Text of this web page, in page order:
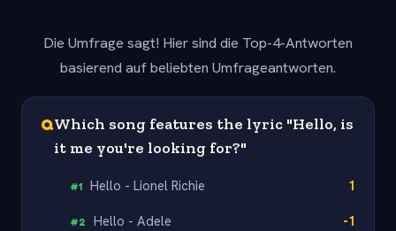
Die Umfrage sagt! Hier sind die Top-4-Antworten
basierend auf beliebten Umfrageantworten.
QWhich song features the lyric "Hello, is
it me you're looking for?"
#1 Hello - Lionel Richie 1
#2 Hello - Adele -1